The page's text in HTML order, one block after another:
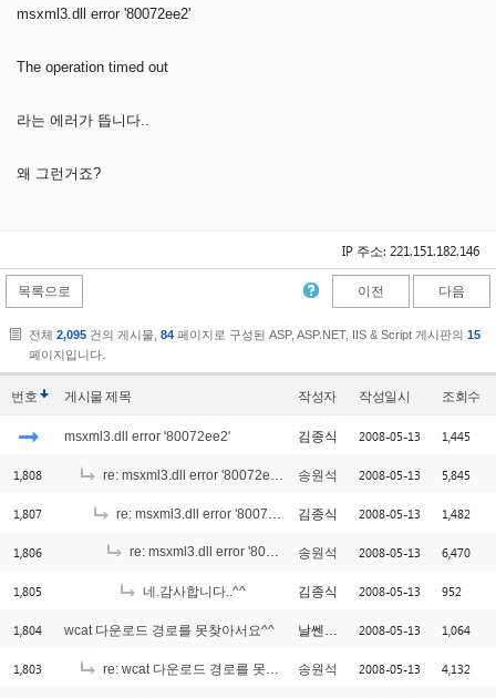
msxml3.dll error '80072ee2'
The operation timed out
라는 에러가 뜹니다..
왜 그런거죠?
IP 주소: 221.151.182.146
목록으로 이전 다음
전체 2,095 건의 게시물, 84 페이지로 구성된 ASP, ASP.NET, IIS & Script 게시판의 15
페이지입니다.
번호 게시물제목 작성자 작성일시 조회수
msxml3.dll error '80072ee2' 김종식 2008-05-13 1,445
1,808 re: msxml3.dll error '80072ee2' 송원석 2008-05-13 5,845
1,807 re: msxml3.dll error '80072ee2' 김종식 2008-05-13 1,482
1,806 re: msxml3.dll error '80072ee2' [1]
송원석 2008-05-13 6,470
1,805 네.감사합니다..^^ 김종식 2008-05-13 952
1,804 wcat 다운로드 경로를 못찾아서요^^ 날쎈돌이 2008-05-13 1,064
1,803 re: wcat 다운로드 경로를 못찾아서요^^ 송원석 2008-05-13 4,132